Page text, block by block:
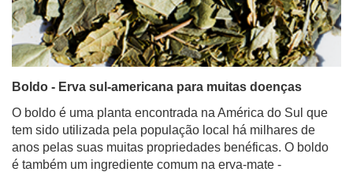
Boldo - Erva sul-americana para muitas doenças
O boldo é uma planta encontrada na América do Sul que
tem sido utilizada pela população local há milhares de
anos pelas suas muitas propriedades benéficas. O boldo
é também um ingrediente comum na erva-mate -